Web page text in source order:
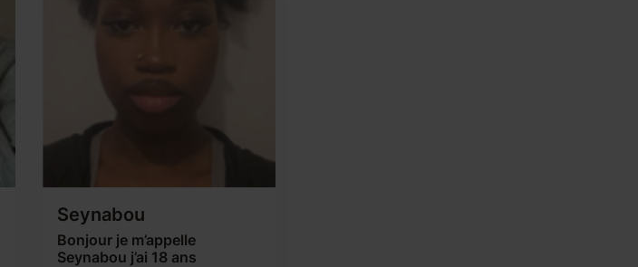
Seynabou
Bonjour je m’appelle
Seynabou j’ai 18 ans